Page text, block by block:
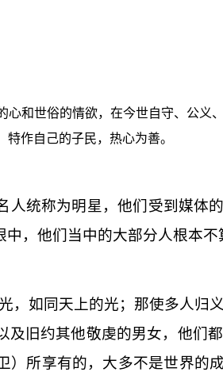
和世俗的情欲，在今世自守、公
作自己的子民，热心为善。
统称为明星，他们受到媒体
，他们当中的大部分人根本不
，如同天上的光；那使多人归
旧约其他敬虔的男女，他们
所享有的，大多不是世界的